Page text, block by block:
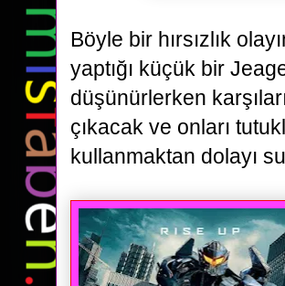
Böyle bir hırsızlık
yaptığı küçük bir
düşünürlerken
çıkacak ve onları
kullanmaktan dolayı